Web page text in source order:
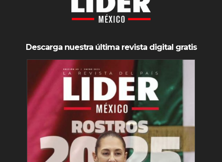
Descarga nuestra última revista digital gratis